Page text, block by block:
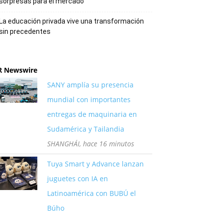
educación privada vive una transformación
precedentes
Newswire
SANY amplía su presencia
mundial con importantes
entregas de maquinaria en
Sudamérica y Tailandia
SHANGHÁI, hace 16 minutos
Tuya Smart y Advance lanzan
juguetes con IA en
Latinoamérica con BUBÚ el
Búho